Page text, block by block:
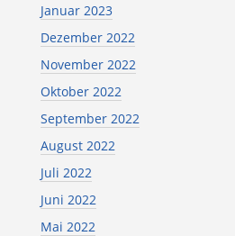
Januar 2023
Dezember 2022
November 2022
Oktober 2022
September 2022
August 2022
Juli 2022
Juni 2022
Mai 2022